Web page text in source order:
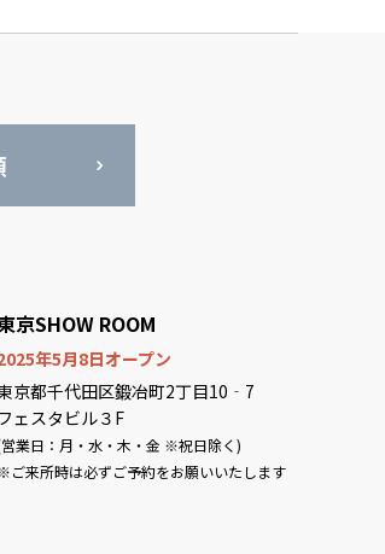
京SHOW ROOM
年5月8日オープン
京都千代田区鍛冶町2丁目10‐7
フェスタビル３F
業日：月・水・木・金 ※祝日除く)
ご来所時は必ずご予約をお願いいたします